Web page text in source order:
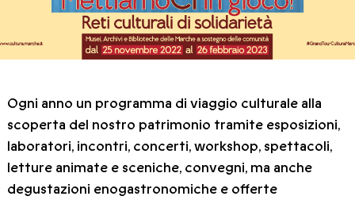
Ogni anno un programma di viaggio culturale alla
scoperta del nostro patrimonio tramite esposizioni,
laboratori, incontri, concerti, workshop, spettacoli,
letture animate e sceniche, convegni, ma anche
degustazioni enogastronomiche e offerte